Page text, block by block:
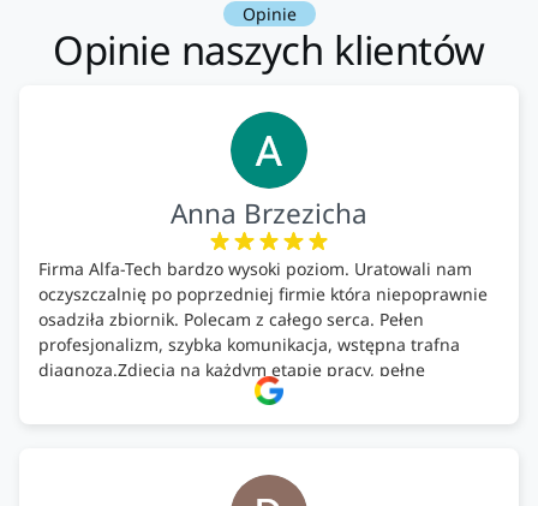
Opinie
Opinie naszych klientów
Anna Brzezicha
Firma Alfa-Tech bardzo wysoki poziom. Uratowali nam
oczyszczalnię po poprzedniej firmie która niepoprawnie
osadziła zbiornik. Polecam z całego serca. Pełen
profesjonalizm, szybka komunikacja, wstępna trafna
diagnoza.Zdjęcia na każdym etapie pracy, pełne
doradztwo.Dobrze wyszkoleni i znający się na rzeczy.
Podsumowując ekipa na wysokim poziomie, rzetelna.